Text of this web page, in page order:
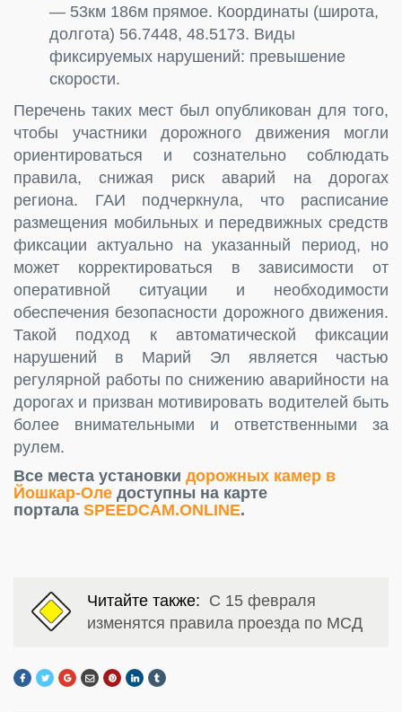
— 53км 186м прямое. Координаты (широта,
долгота) 56.7448, 48.5173. Виды
фиксируемых нарушений: превышение
скорости.
Перечень таких мест был опубликован для того,
чтобы участники дорожного движения могли
ориентироваться и сознательно соблюдать
правила, снижая риск аварий на дорогах
региона. ГАИ подчеркнула, что расписание
размещения мобильных и передвижных средств
фиксации актуально на указанный период, но
может корректироваться в зависимости от
оперативной ситуации и необходимости
обеспечения безопасности дорожного движения.
Такой подход к автоматической фиксации
нарушений в Марий Эл является частью
регулярной работы по снижению аварийности на
дорогах и призван мотивировать водителей быть
более внимательными и ответственными за
рулем.
Все места установки дорожных камер в
Йошкар-Оле доступны на карте
портала SPEEDCAM.ONLINE.
Читайте также: С 15 февраля
изменятся правила проезда по МСД